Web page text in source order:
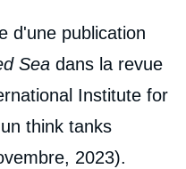
d'une publication
Sea dans la revue
Institute for
think tanks
2023).